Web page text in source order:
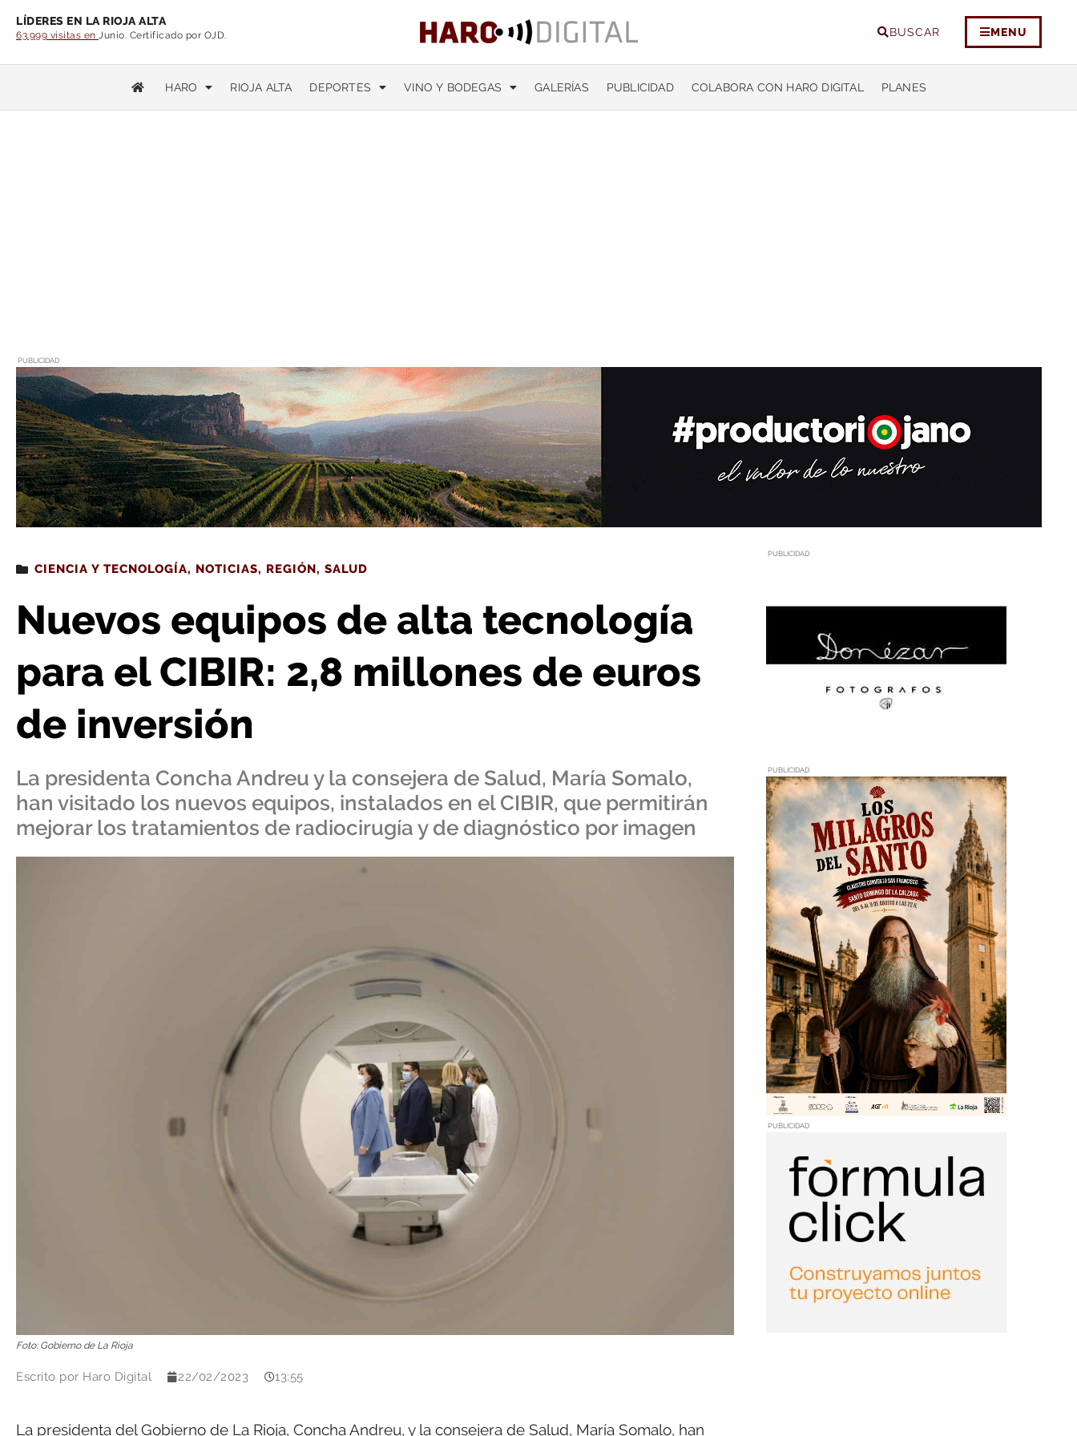
LÍDERES EN LA RIOJA ALTA
63.999 visitas en Junio. Certificado por OJD. BUSCAR MENU
HARO RIOJA ALTA DEPORTES VINO Y BODEGAS GALERÍAS PUBLICIDAD COLABORA CON HARO DIGITAL PLANES
PUBLICIDAD
Estás leyendo: Nuevos equipos de alta tecnología para el CIBIR: 2,8 millones de euros de inversión
CIENCIA Y TECNOLOGÍA, NOTICIAS, REGIÓN, SALUD
Nuevos equipos de alta tecnología
para el CIBIR: 2,8 millones de euros
de inversión
La presidenta Concha Andreu y la consejera de Salud, María Somalo,
han visitado los nuevos equipos, instalados en el CIBIR, que permitirán
mejorar los tratamientos de radiocirugía y de diagnóstico por imagen
Foto: Gobierno de La Rioja
Escrito por Haro Digital 22/02/2023 13:55
La presidenta del Gobierno de La Rioja, Concha Andreu, y la consejera de Salud, María Somalo, han
PUBLICIDAD
PUBLICIDAD
PUBLICIDAD